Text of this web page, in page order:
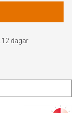
12 dagar